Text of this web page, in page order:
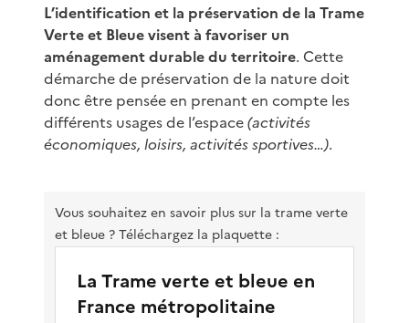
L’identification et la préservation de la Trame
Verte et Bleue visent à favoriser un
aménagement durable du territoire. Cette
démarche de préservation de la nature doit
donc être pensée en prenant en compte les
différents usages de l’espace(activités
économiques, loisirs, activités sportives…).
Vous souhaitez en savoir plus sur la trame verte
et bleue ? Téléchargez la plaquette :
La Trame verte et bleue en
France métropolitaine